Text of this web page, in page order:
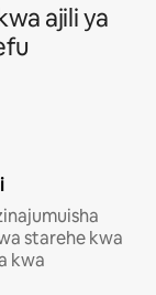
ajili ya
starehe kwa
kwa